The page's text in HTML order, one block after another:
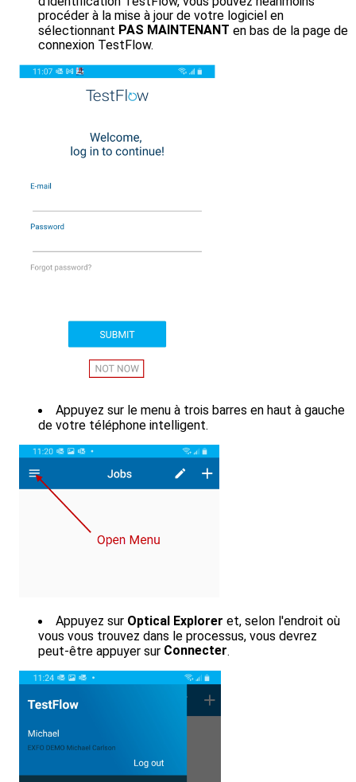
procéder à la mise à jour de votre logiciel en
sélectionnant PAS MAINTENANT en bas de la page de
connexion TestFlow.
Appuyez sur le menu à trois barres en haut à gauche
de votre téléphone intelligent.
Appuyez sur Optical Explorer et, selon l'endroit où
vous vous trouvez dans le processus, vous devrez
peut-être appuyer sur Connecter